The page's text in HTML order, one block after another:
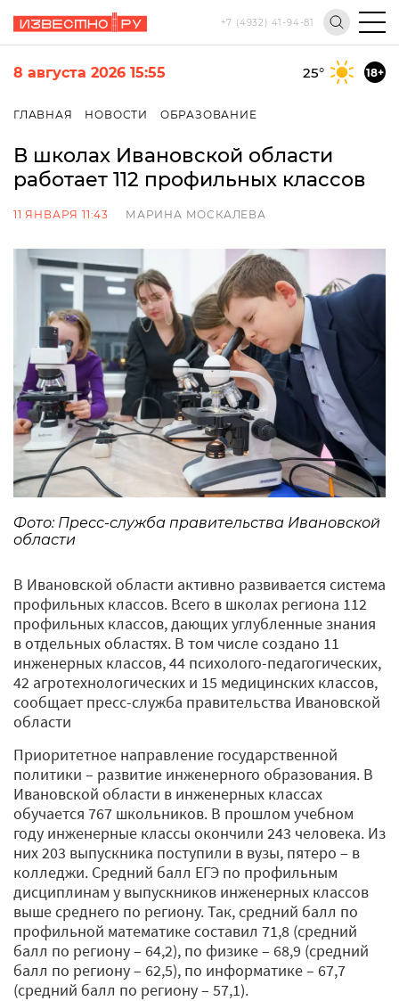
+7 (4932) 41-94-81
8 августа 2026 15:55 25° 18+
ГЛАВНАЯ НОВОСТИ ОБРАЗОВАНИЕ
В школах Ивановской области
работает 112 профильных классов
11 ЯНВАРЯ 11:43 МАРИНА МОСКАЛЕВА
Фото: Пресс-служба правительства Ивановской
области
В Ивановской области активно развивается система
профильных классов. Всего в школах региона 112
профильных классов, дающих углубленные знания
в отдельных областях. В том числе создано 11
инженерных классов, 44 психолого-педагогических,
42 агротехнологических и 15 медицинских классов,
сообщает пресс-служба правительства Ивановской
области
Приоритетное направление государственной
политики – развитие инженерного образования. В
Ивановской области в инженерных классах
обучается 767 школьников. В прошлом учебном
году инженерные классы окончили 243 человека. Из
них 203 выпускника поступили в вузы, пятеро – в
колледжи. Средний балл ЕГЭ по профильным
дисциплинам у выпускников инженерных классов
выше среднего по региону. Так, средний балл по
профильной математике составил 71,8 (средний
балл по региону – 64,2), по физике – 68,9 (средний
балл по региону – 62,5), по информатике – 67,7
(средний балл по региону – 57,1).